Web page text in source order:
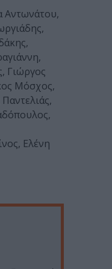
Αντωνάτου,
Γιώργος
Μόσχος,
Ελένη